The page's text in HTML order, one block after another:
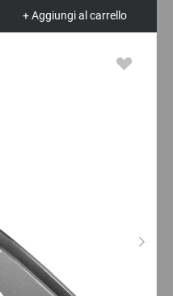
+ Aggiungi al carrello